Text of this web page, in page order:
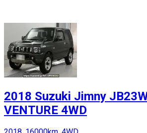
2018 Suzuki Jimny
VENTURE 4WD